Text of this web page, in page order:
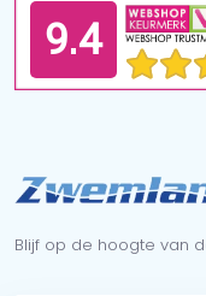
Blijf op de hoogte van